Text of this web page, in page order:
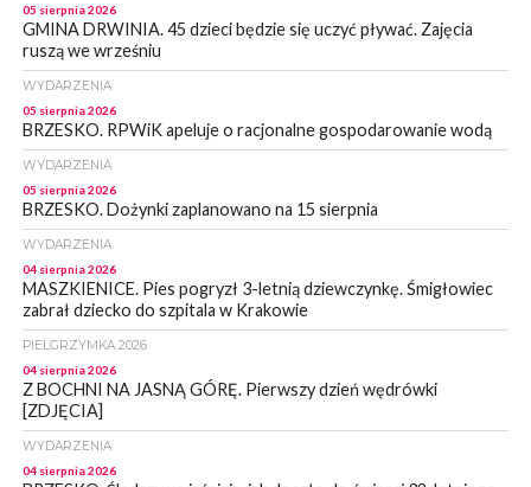
05 sierpnia 2026
GMINA DRWINIA. 45 dzieci będzie się uczyć pływać. Zajęcia
ruszą we wrześniu
WYDARZENIA
05 sierpnia 2026
BRZESKO. RPWiK apeluje o racjonalne gospodarowanie wodą
WYDARZENIA
05 sierpnia 2026
BRZESKO. Dożynki zaplanowano na 15 sierpnia
WYDARZENIA
04 sierpnia 2026
MASZKIENICE. Pies pogryzł 3-letnią dziewczynkę. Śmigłowiec
zabrał dziecko do szpitala w Krakowie
PIELGRZYMKA 2026
04 sierpnia 2026
Z BOCHNI NA JASNĄ GÓRĘ. Pierwszy dzień wędrówki
[ZDJĘCIA]
WYDARZENIA
04 sierpnia 2026